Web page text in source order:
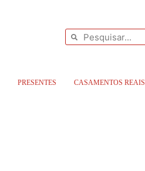
PRESENTES CASAMENTOS REAIS